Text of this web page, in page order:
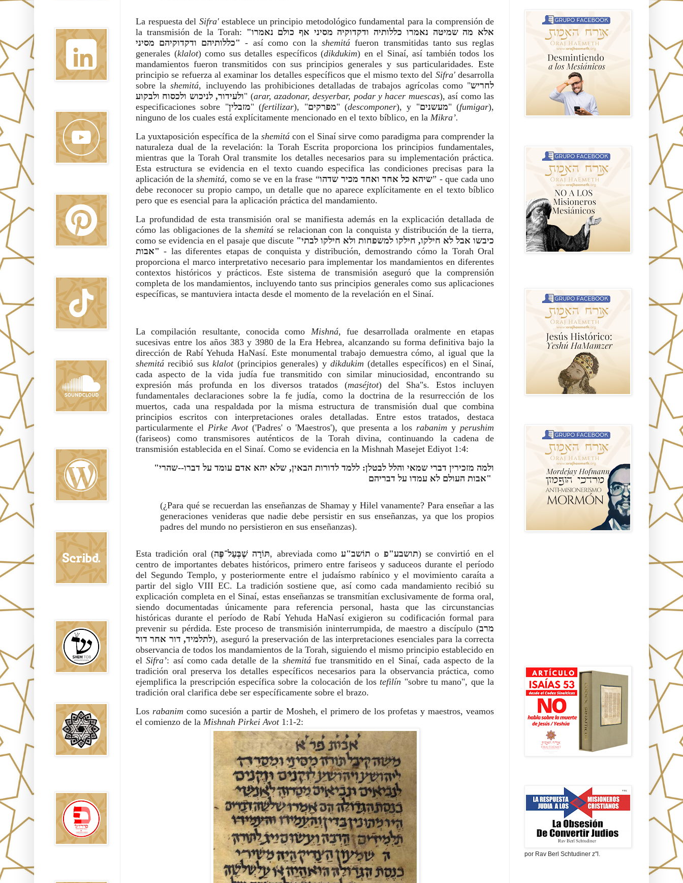
La respuesta del Sifra' establece un principio metodológico fundamental para la comprensión de
la transmisión de la Torah: "אלא מה שמיטה נאמרו כללותיה ודקדוקיה מסיני אף כולם נאמרו
כללותיהם ודקדוקיהם מסיני" - así como con lashemitáfueron transmitidas tanto sus reglas
generales (klalot) como sus detalles específicos (dikdukim) en el Sinaí, así también todos los
mandamientos fueron transmitidos con sus principios generales y sus particularidades. Este
principio se refuerza al examinar los detalles específicos que el mismo texto del Sifra'desarrolla
sobre lashemitá, incluyendo las prohibiciones detalladas de trabajos agrícolas como "לחריש
ולעידור, לניכוש ולכסוח ולבקוע" (arar, azadonar, desyerbar, podar y hacer muescas), así como las
especificaciones sobre "מזבלין" (fertilizar), "מפרקים" (descomponer), y "מעשנים" (fumigar),
ninguno de los cuales está explícitamente mencionado en el texto bíblico, en la Mikra’.
La yuxtaposición específica de la shemitá con el Sinaí sirve como paradigma para comprender la
naturaleza dual de la revelación: la Torah Escrita proporciona los principios fundamentales,
mientras que la Torah Oral transmite los detalles necesarios para su implementación práctica.
Esta estructura se evidencia en el texto cuando especifica las condiciones precisas para la
aplicación de lashemitá, como se ve en la frase “שיהא כל אחד ואחד מכיר שדהו” - que cada uno
debe reconocer su propio campo, un detalle que no aparece explícitamente en el texto bíblico
pero que es esencial para la aplicación práctica del mandamiento.
La profundidad de esta transmisión oral se manifiesta además en la explicación detallada de
cómo las obligaciones de la shemitá se relacionan con la conquista y distribución de la tierra,
como se evidencia en el pasaje que discute "כיבשו אבל לא חילקו, חילקו למשפחות ולא חילקו לבתי
אבות" - las diferentes etapas de conquista y distribución, demostrando cómo la Torah Oral
proporciona el marco interpretativo necesario para implementar los mandamientos en diferentes
contextos históricos y prácticos. Este sistema de transmisión aseguró que la comprensión
completa de los mandamientos, incluyendo tanto sus principios generales como sus aplicaciones
específicas, se mantuviera intacta desde el momento de la revelación en el Sinaí.
La compilación resultante, conocida como Mishná, fue desarrollada oralmente en etapas
sucesivas entre los años 383 y 3980 de la Era Hebrea, alcanzando su forma definitiva bajo la
dirección de Rabí Yehuda HaNasí. Este monumental trabajo demuestra cómo, al igual que la
shemitárecibió susklalot (principios generales) y dikdukim(detalles específicos) en el Sinaí,
cada aspecto de la vida judía fue transmitido con similar minuciosidad, encontrando su
expresión más profunda en los diversos tratados (maséjtot) del Sha"s. Estos incluyen
fundamentales declaraciones sobre la fe judía, como la doctrina de la resurrección de los
muertos, cada una respaldada por la misma estructura de transmisión dual que combina
principios escritos con interpretaciones orales detalladas. Entre estos tratados, destaca
particularmente el Pirke Avot ('Padres' o 'Maestros'), que presenta a los rabanim y perushim
(fariseos) como transmisores auténticos de la Torah divina, continuando la cadena de
transmisión establecida en el Sinaí. Como se evidencia en la Mishnah Masejet Ediyot 1:4:
"ולמה מזכירין דברי שמאי והלל לבטלן: ללמד לדורות הבאין, שלא יהא אדם עומד על דברו--שהרי
אבות העולם לא עמדו על דבריהם"
(¿Para qué se recuerdan las enseñanzas de Shamay y Hilel vanamente? Para enseñar a las
generaciones venideras que nadie debe persistir en sus enseñanzas, ya que los propios
padres del mundo no persistieron en sus enseñanzas).
Esta tradición oral (תּוֹרָה שֶׁבְּעַל־פֶּה, abreviada comoתוֹשב"ע o תושבע"פ) se convirtió en el
centro de importantes debates históricos, primero entre fariseos y saduceos durante el período
del Segundo Templo, y posteriormente entre el judaísmo rabínico y el movimiento caraíta a
partir del siglo VIII EC. La tradición sostiene que, así como cada mandamiento recibió su
explicación completa en el Sinaí, estas enseñanzas se transmitían exclusivamente de forma oral,
siendo documentadas únicamente para referencia personal, hasta que las circunstancias
históricas durante el período de Rabí Yehuda HaNasí exigieron su codificación formal para
prevenir su pérdida. Este proceso de transmisión ininterrumpida, de maestro a discípulo (מרב
לתלמיד, דור אחר דור), aseguró la preservación de las interpretaciones esenciales para la correcta
observancia de todos los mandamientos de la Torah, siguiendo el mismo principio establecido en
elSifra’: así como cada detalle de la shemitáfue transmitido en el Sinaí, cada aspecto de la
tradición oral preserva los detalles específicos necesarios para la observancia práctica, como
ejemplifica la prescripción específica sobre la colocación de lostefilín "sobre tu mano", que la
tradición oral clarifica debe ser específicamente sobre el brazo.
Los rabanim como sucesión a partir de Mosheh, el primero de los profetas y maestros, veamos
el comienzo de la Mishnah Pirkei Avot1:1-2:
por Rav Berl Schtudiner z"l.